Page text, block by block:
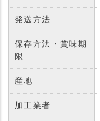
発送方法
保存方法・賞味期
限
産地
加工業者